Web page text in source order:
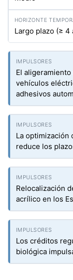
Largo plazo (≥ 4
El
vehículos
adhesivos
La optimización
reduce los
Relocalización
acrílico en los
Los créditos
biológica